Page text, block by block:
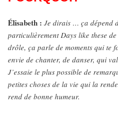
Élisabeth : Je dirais … ça dépend
particulièrement Days like these
drôle, ça parle de moments qui te
envie de chanter, de danser, qui
J’essaie le plus possible de
petites choses de la vie qui la
rend de bonne humeur.